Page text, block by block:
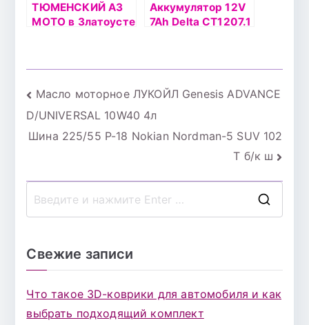
ТЮМЕНСКИЙ АЗ
МОТО в Златоусте
Аккумулятор 12V
7Ah Delta CT1207.1
Навигация
по
Масло моторное ЛУКОЙЛ Genesis ADVANCE
D/UNIVERSAL 10W40 4л
Шина 225/55 Р-18 Nokian Nordman-5 SUV 102
T б/к ш
Свежие записи
Что такое 3D-коврики для автомобиля и как
выбрать подходящий комплект